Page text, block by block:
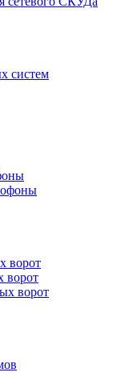
систем
ворот
ворот
ворот